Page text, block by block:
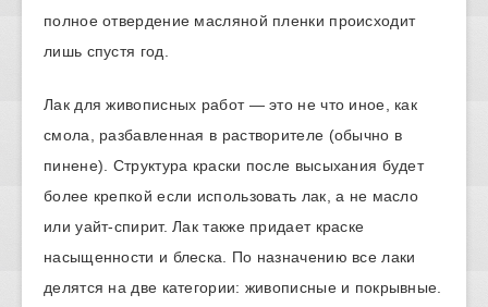
полное отвердение масляной пленки происходит
лишь спустя год.
Лак для живописных работ — это не что иное, как
смола, разбавленная в растворителе (обычно в
пинене). Структура краски после высыхания будет
более крепкой если использовать лак, а не масло
или уайт-спирит. Лак также придает краске
насыщенности и блеска. По назначению все лаки
делятся на две категории: живописные и покрывные.